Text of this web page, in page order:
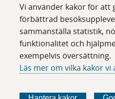
Vi använder kakor för att
förbättrad
sammanställa statistik,
funktionalitet och
exempelvis översättning.
Läs mer om vilka kakor vi
Tillgänglighet
Om cookies
Följ oss i sociala medier
ö
ö
ö